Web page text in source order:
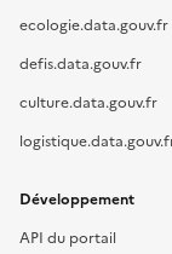
ecologie.data.gouv.fr
defis.data.gouv.fr
culture.data.gouv.fr
Développement
API du portail